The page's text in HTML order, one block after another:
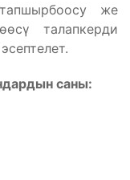
же
талапкерди
саны: